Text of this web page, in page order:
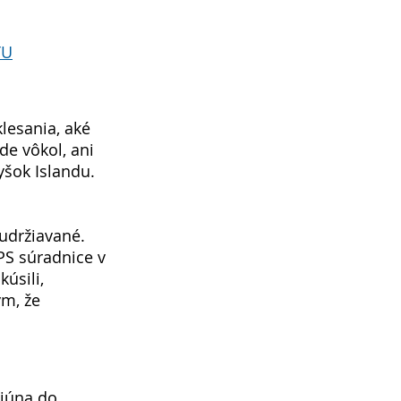
aké
vôkol, ani
Islandu.
súradnice v
že